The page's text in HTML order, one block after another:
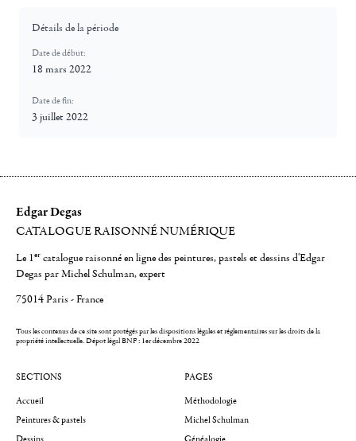
Détails de la période
Date de début:
18 mars 2022
Date de fin:
3 juillet 2022
Edgar Degas
CATALOGUE RAISONNÉ NUMÉRIQUE
Le 1er catalogue raisonné en ligne des peintures, pastels et dessins d'Edgar
Degas par Michel Schulman, expert
75014 Paris - France
Tous les contenus de ce site sont protégés par les dispositions légales et réglementaires sur les droits de la
propriété intellectuelle.Dépot légal BNF : 1er décembre 2022
SECTIONS
Accueil
Peintures & pastels
PAGES
Méthodologie
Michel Schulman